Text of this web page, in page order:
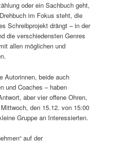
oder ein Sachbuch geht,
im Fokus steht, die
Schreibprojekt drängt – in der
die verschiedensten Genres
allen möglichen und
Autorinnen, beide auch
und Coaches – haben
aber vier offene Ohren,
den 15.12. von 15:00
Gruppe an Interessierten.
auf der